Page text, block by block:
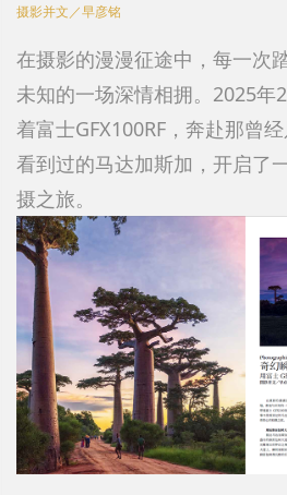
摄影并文／早彦铭
在摄影的漫漫征途中，每一次
未知的一场深情相拥。2025年
着富士GFX100RF，奔赴那曾
看到过的马达加斯加，开启了
摄之旅。